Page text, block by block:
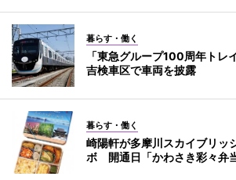
暮らす・働く
「東急グループ100周年ト
吉検車区で車両を披露
暮らす・働く
崎陽軒が多摩川スカイブリッ
ボ 開通日「かわさき彩々弁